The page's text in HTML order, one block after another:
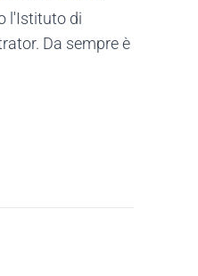
l'Istituto di
Da sempre è